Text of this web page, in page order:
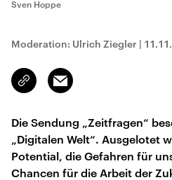
Sven Hoppe
Moderation: Ulrich Ziegler |
Link
kopieren/teilen
Email
Die Sendung „Zeitfragen“
„Digitalen Welt“. Ausgelotet
Potential, die Gefahren für
Chancen für die Arbeit der